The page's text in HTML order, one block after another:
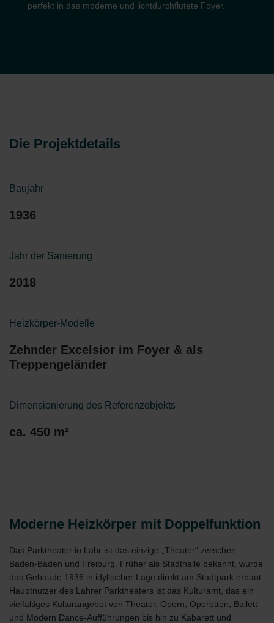
perfekt in das moderne und lichtdurchflutete Foyer.
Die Projektdetails
Baujahr
1936
Jahr der Sanierung
2018
Heizkörper-Modelle
Zehnder Excelsior im Foyer & als
Treppengeländer
Dimensionierung des Referenzobjekts
ca. 450 m²
Moderne Heizkörper mit Doppelfunktion
Das Parktheater in Lahr ist das einzige „Theater“ zwischen
Baden-Baden und Freiburg. Früher als Stadthalle bekannt, wurde
das Gebäude 1936 in idyllischer Lage direkt am Stadtpark erbaut.
Hauptnutzer des Lahrer Parktheaters ist das Kulturamt, das ein
vielfältiges Kulturangebot von Theater, Opern, Operetten, Ballett-
und Modern Dance-Aufführungen bis hin zu Kabarett und